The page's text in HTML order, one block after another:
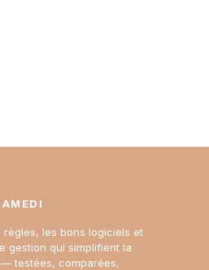
règles, les bons logiciels et
gestion qui simplifient la
— testées, comparées,